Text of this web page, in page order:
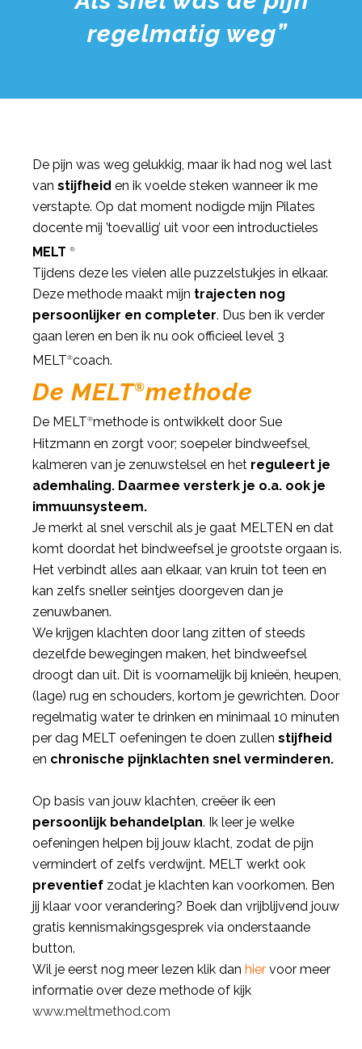
regelmatig weg”
De pijn was weg gelukkig, maar ik had nog wel last
van stijfheid en ik voelde steken wanneer ik me
verstapte. Op dat moment nodigde mijn Pilates
docente mij ’toevallig’ uit voor een introductieles
MELT ®
Tijdens deze les vielen alle puzzelstukjes in elkaar.
Deze methode maakt mijn trajecten nog
persoonlijker en completer. Dus ben ik verder
gaan leren en ben ik nu ook officieel level 3
MELT®coach.
De MELT®methode
De MELT®methode is ontwikkelt door Sue
Hitzmann en zorgt voor; soepeler bindweefsel,
kalmeren van je zenuwstelsel en het reguleert je
ademhaling. Daarmee versterk je o.a. ook je
immuunsysteem.
Je merkt al snel verschil als je gaat MELTEN en dat
komt doordat het bindweefsel je grootste orgaan is.
Het verbindt alles aan elkaar, van kruin tot teen en
kan zelfs sneller seintjes doorgeven dan je
zenuwbanen.
We krijgen klachten door lang zitten of steeds
dezelfde bewegingen maken, het bindweefsel
droogt dan uit. Dit is voornamelijk bij knieën, heupen,
(lage) rug en schouders, kortom je gewrichten. Door
regelmatig water te drinken en minimaal 10 minuten
per dag MELT oefeningen te doen zullen stijfheid
en chronische pijnklachten snel verminderen.
Op basis van jouw klachten, creëer ik een
persoonlijk behandelplan. Ik leer je welke
oefeningen helpen bij jouw klacht, zodat de pijn
vermindert of zelfs verdwijnt. MELT werkt ook
preventief zodat je klachten kan voorkomen. Ben
jij klaar voor verandering? Boek dan vrijblijvend jouw
gratis kennismakingsgesprek via onderstaande
button.
Wil je eerst nog meer lezen klik dan hier voor meer
informatie over deze methode of kijk
www.meltmethod.com